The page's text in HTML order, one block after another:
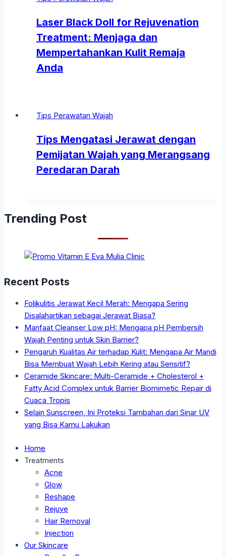
Laser Black Doll for Rejuvenation
Treatment: Menjaga dan
Mempertahankan Kulit Remaja
Anda
Tips Perawatan Wajah
Tips Mengatasi Jerawat dengan
Pemijatan Wajah yang Merangsang
Peredaran Darah
Trending Post
Recent Posts
Folikulitis Jerawat Kecil Merah: Mengapa Sering
Disalahartikan sebagai Jerawat Biasa?
Manfaat Cleanser Low pH: Mengapa pH Pembersih
Wajah Penting untuk Skin Barrier?
Pengaruh Kualitas Air terhadap Kulit: Mengapa Air Mandi
Bisa Membuat Wajah Lebih Kering atau Sensitif?
Ceramide Skincare: Multi-Ceramide + Cholesterol +
Fatty Acid Complex untuk Barrier Biomimetic Repair di
Cuaca Tropis
Selain Sunscreen, Ini Proteksi Tambahan dari Sinar UV
yang Bisa Kamu Lakukan
Home
Treatments
Acne
Glow
Reshape
Rejuve
Hair Removal
Injection
Our Skincare